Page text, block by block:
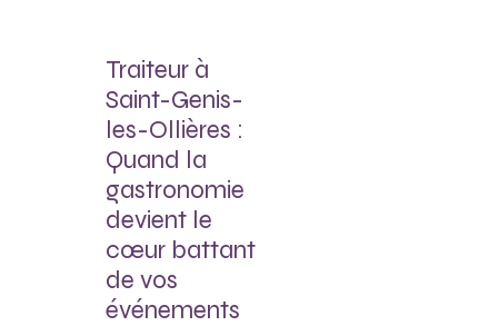
Traiteur à
Saint-Genis-
les-Ollières :
Quand la
gastronomie
devient le
cœur battant
de vos
événements